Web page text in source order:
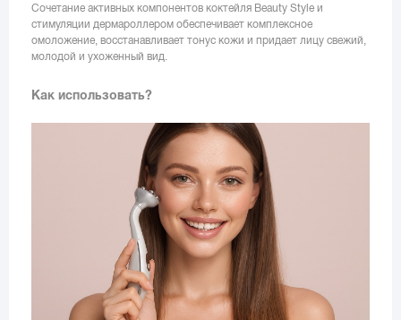
Сочетание активных компонентов коктейля Beauty Style и
стимуляции дермароллером обеспечивает комплексное
омоложение, восстанавливает тонус кожи и придает лицу свежий,
молодой и ухоженный вид.
Как использовать?